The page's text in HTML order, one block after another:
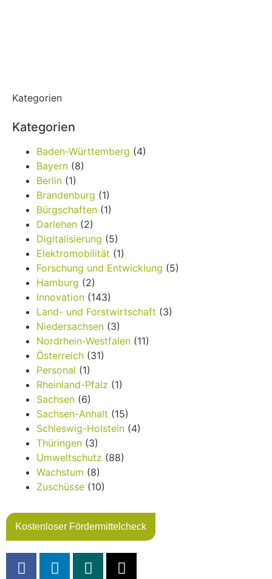
Kategorien
Kategorien
Baden-Württemberg (4)
Bayern (8)
Berlin (1)
Brandenburg (1)
Bürgschaften (1)
Darlehen (2)
Digitalisierung (5)
Elektromobilität (1)
Forschung und Entwicklung (5)
Hamburg (2)
Innovation (143)
Land- und Forstwirtschaft (3)
Niedersachsen (3)
Nordrhein-Westfalen (11)
Österreich (31)
Personal (1)
Rheinland-Pfalz (1)
Sachsen (6)
Sachsen-Anhalt (15)
Schleswig-Holstein (4)
Thüringen (3)
Umweltschutz (88)
Wachstum (8)
Zuschüsse (10)
Kostenloser Fördermittelcheck